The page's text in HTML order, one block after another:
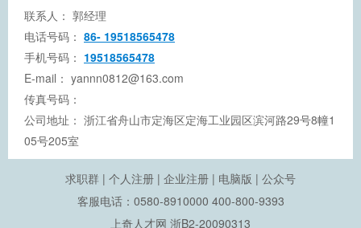
联系人： 郭经理
电话号码： 86- 19518565478
手机号码： 19518565478
E-mail： yannn0812@163.com
传真号码：
公司地址： 浙江省舟山市定海区定海工业园区滨河路29号8幢1
05号205室
求职群 | 个人注册 | 企业注册 | 电脑版 | 公众号
客服电话：0580-8910000 400-800-9393
上奇人才网 浙B2-20090313